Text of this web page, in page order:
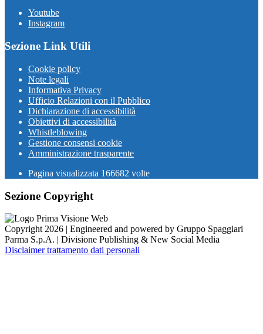
Youtube
Instagram
Sezione Link Utili
Cookie policy
Note legali
Informativa Privacy
Ufficio Relazioni con il Pubblico
Dichiarazione di accessibilità
Obiettivi di accessibilità
Whistleblowing
Gestione consensi cookie
Amministrazione trasparente
Pagina visualizzata 166682 volte
Sezione Copyright
Copyright 2026 | Engineered and powered by Gruppo Spaggiari
Parma S.p.A. | Divisione Publishing & New Social Media
Disclaimer trattamento dati personali